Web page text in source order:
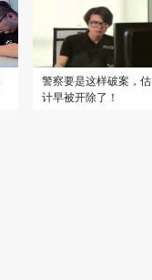
警察要是这样破案，估
计早被开除了！